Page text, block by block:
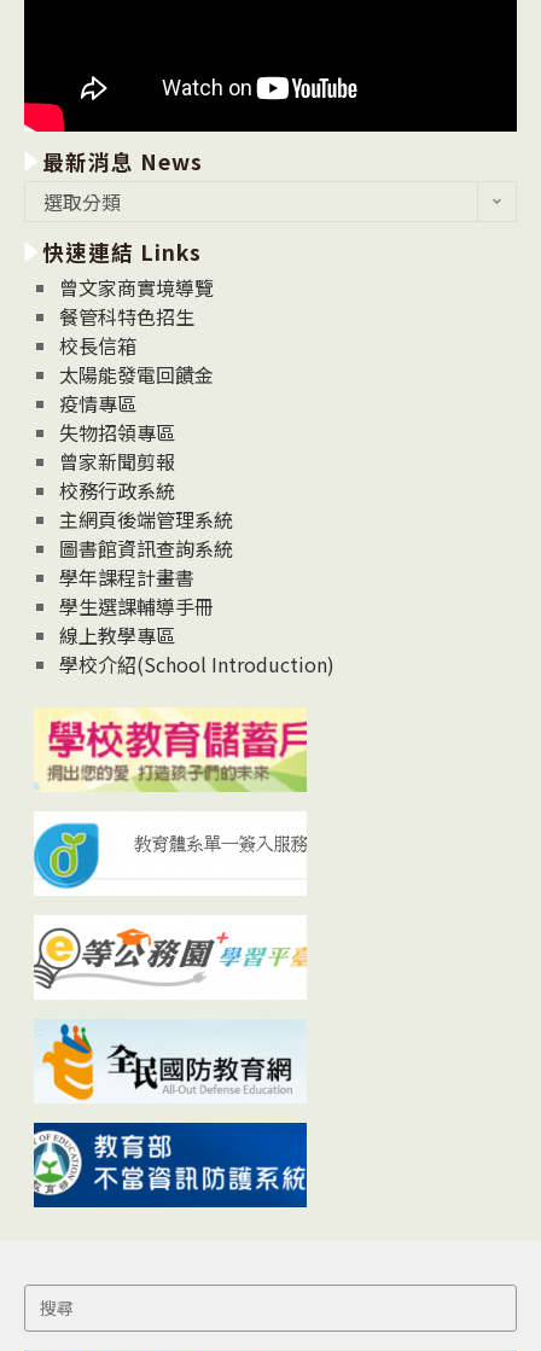
最新消息 News
消
息
News
選取分類
快速連結 Links
曾文家商實境導覽
餐管科特色招生
校長信箱
太陽能發電回饋金
疫情專區
失物招領專區
曾家新聞剪報
校務行政系統
主網頁後端管理系統
圖書館資訊查詢系統
學年課程計畫書
學生選課輔導手冊
線上教學專區
學校介紹(School Introduction)
Search
for: